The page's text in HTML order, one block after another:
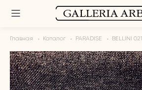
Главная Каталог PARADISE BELLINI 021